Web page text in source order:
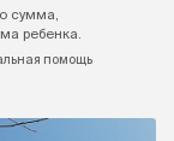
сумма,
ребенка.
помощь